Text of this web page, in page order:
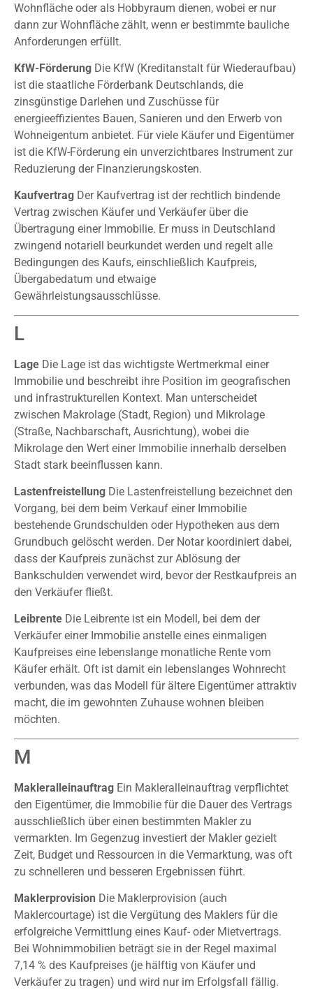
Wohnfläche oder als Hobbyraum dienen, wobei er nur
dann zur Wohnfläche zählt, wenn er bestimmte bauliche
Anforderungen erfüllt.
KfW-Förderung Die KfW (Kreditanstalt für Wiederaufbau)
ist die staatliche Förderbank Deutschlands, die
zinsgünstige Darlehen und Zuschüsse für
energieeffizientes Bauen, Sanieren und den Erwerb von
Wohneigentum anbietet. Für viele Käufer und Eigentümer
ist die KfW-Förderung ein unverzichtbares Instrument zur
Reduzierung der Finanzierungskosten.
Kaufvertrag Der Kaufvertrag ist der rechtlich bindende
Vertrag zwischen Käufer und Verkäufer über die
Übertragung einer Immobilie. Er muss in Deutschland
zwingend notariell beurkundet werden und regelt alle
Bedingungen des Kaufs, einschließlich Kaufpreis,
Übergabedatum und etwaige
Gewährleistungsausschlüsse.
L
Lage Die Lage ist das wichtigste Wertmerkmal einer
Immobilie und beschreibt ihre Position im geografischen
und infrastrukturellen Kontext. Man unterscheidet
zwischen Makrolage (Stadt, Region) und Mikrolage
(Straße, Nachbarschaft, Ausrichtung), wobei die
Mikrolage den Wert einer Immobilie innerhalb derselben
Stadt stark beeinflussen kann.
Lastenfreistellung Die Lastenfreistellung bezeichnet den
Vorgang, bei dem beim Verkauf einer Immobilie
bestehende Grundschulden oder Hypotheken aus dem
Grundbuch gelöscht werden. Der Notar koordiniert dabei,
dass der Kaufpreis zunächst zur Ablösung der
Bankschulden verwendet wird, bevor der Restkaufpreis an
den Verkäufer fließt.
Leibrente Die Leibrente ist ein Modell, bei dem der
Verkäufer einer Immobilie anstelle eines einmaligen
Kaufpreises eine lebenslange monatliche Rente vom
Käufer erhält. Oft ist damit ein lebenslanges Wohnrecht
verbunden, was das Modell für ältere Eigentümer attraktiv
macht, die im gewohnten Zuhause wohnen bleiben
möchten.
M
Makleralleinauftrag Ein Makleralleinauftrag verpflichtet
den Eigentümer, die Immobilie für die Dauer des Vertrags
ausschließlich über einen bestimmten Makler zu
vermarkten. Im Gegenzug investiert der Makler gezielt
Zeit, Budget und Ressourcen in die Vermarktung, was oft
zu schnelleren und besseren Ergebnissen führt.
Maklerprovision Die Maklerprovision (auch
Maklercourtage) ist die Vergütung des Maklers für die
erfolgreiche Vermittlung eines Kauf- oder Mietvertrags.
Bei Wohnimmobilien beträgt sie in der Regel maximal
7,14 % des Kaufpreises (je hälftig von Käufer und
Verkäufer zu tragen) und wird nur im Erfolgsfall fällig.